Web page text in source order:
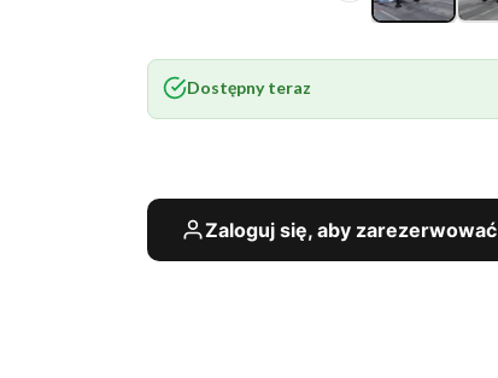
Dostępny teraz
Zaloguj się, aby zarezerwować